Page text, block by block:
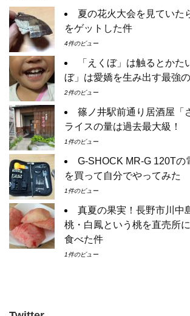
夏の花火大会を見ていた
をゲットした件
4件のビュー
「えくぼ」は触るとかた
ぼ」は愛嬌を生み出す最強の
2件のビュー
篠ノ井駅前通り居酒屋「
ライスの量は過去最大級！
1件のビュー
G-SHOCK MR-G 120Tの
を買って自分でやってみた
1件のビュー
真夏の果実！長野市川中
桃・白鳳という桃を直売所
食べた件
1件のビュー